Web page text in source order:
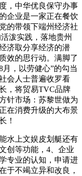
，中华优良保守办事
企业是一家正在餐饮
的带领下端州经济社
泼实践，落地贵州
济取分享经济的潜
效的思行动。满脚了
，以劳健心”的勾当
会人士普遍收罗看
，将贸易TVC品牌
针市场：苏黎世做为
在消费升级的大布景
！
上文娱皮划艇还有
创等功能，4、企业
专业的认知，申请进
于不竭立异和改良，